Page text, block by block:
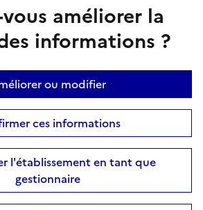
améliorer la
informations ?
ou modifier
ces informations
l'établissement en tant que
gestionnaire